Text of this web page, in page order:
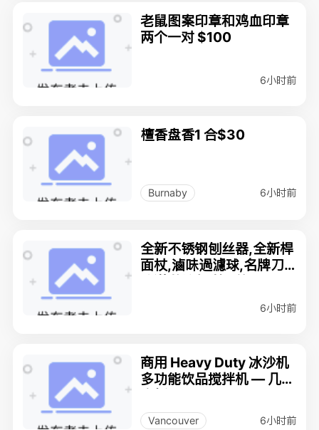
老鼠图案印章和鸡血印章
两个一对 $100
6小时前
檀香盘香1 合$30
Burnaby 6小时前
全新不锈钢刨丝器,全新桿
面杖,滷味過濾球,名牌刀,
6小时前
商用 Heavy Duty 冰沙机
多功能饮品搅拌机 — 几乎
Vancouver 6小时前